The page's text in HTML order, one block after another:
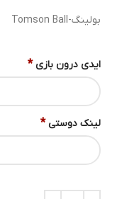
بولینگ-Tomson Ball
ایدی درون بازی *
لینک دوستی *